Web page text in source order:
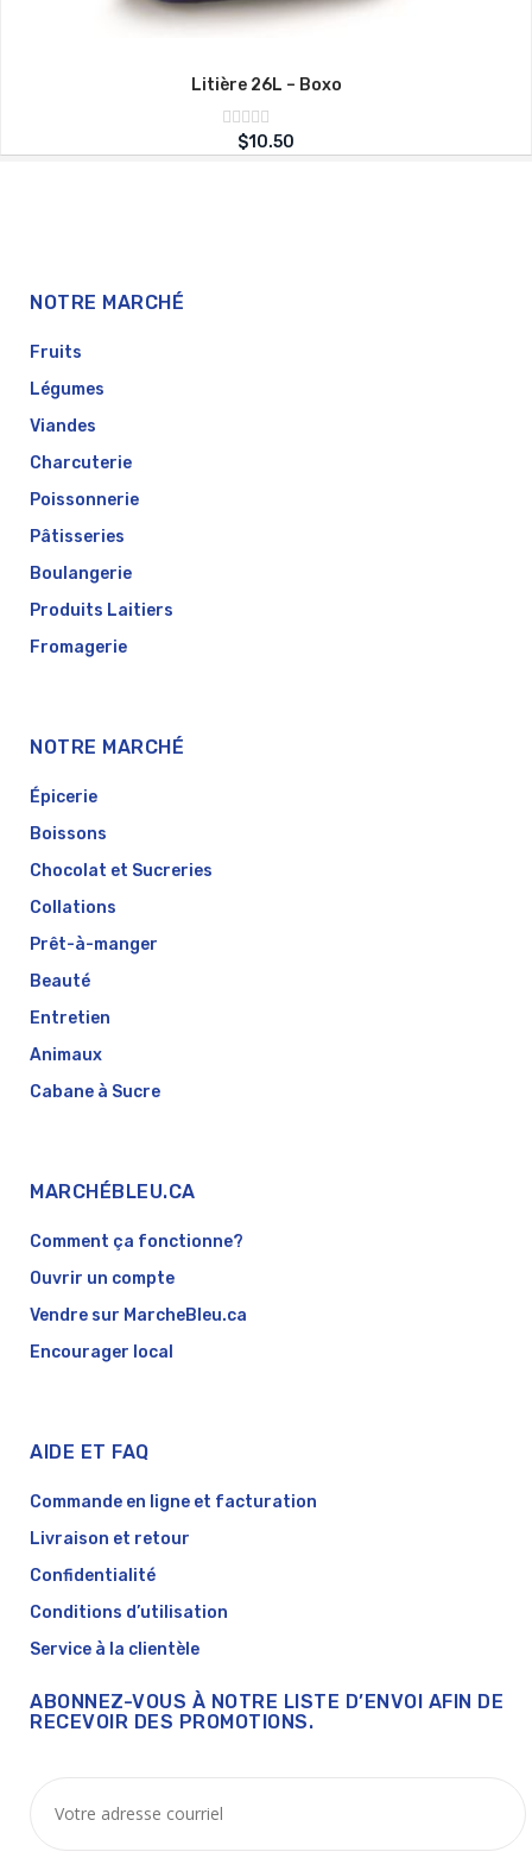
Litière 26L – Boxo
Note
0sur
$10.50
NOTRE MARCHÉ
Fruits
Légumes
Viandes
Charcuterie
Poissonnerie
Pâtisseries
Boulangerie
Produits Laitiers
Fromagerie
NOTRE MARCHÉ
Épicerie
Boissons
Chocolat et Sucreries
Collations
Prêt-à-manger
Beauté
Entretien
Animaux
Cabane à Sucre
MARCHÉBLEU.CA
Comment ça fonctionne?
Ouvrir un compte
Vendre sur MarcheBleu.ca
Encourager local
AIDE ET FAQ
Commande en ligne et facturation
Livraison et retour
Confidentialité
Conditions d’utilisation
Service à la clientèle
ABONNEZ-VOUS À NOTRE LISTE D’ENVOI AFIN DE
RECEVOIR DES PROMOTIONS.